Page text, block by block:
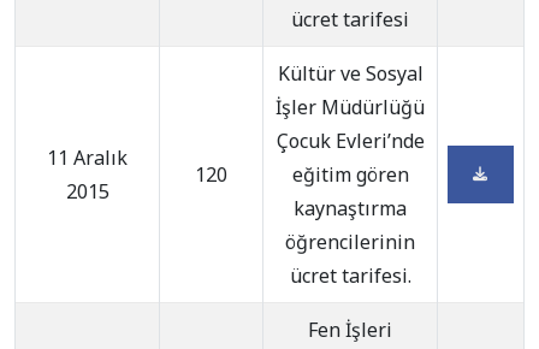
ücret tarifesi
11 Aralık
2015
120
Kültür ve Sosyal
İşler Müdürlüğü
Çocuk Evleri’nde
eğitim gören
kaynaştırma
öğrencilerinin
ücret tarifesi.
Fen İşleri